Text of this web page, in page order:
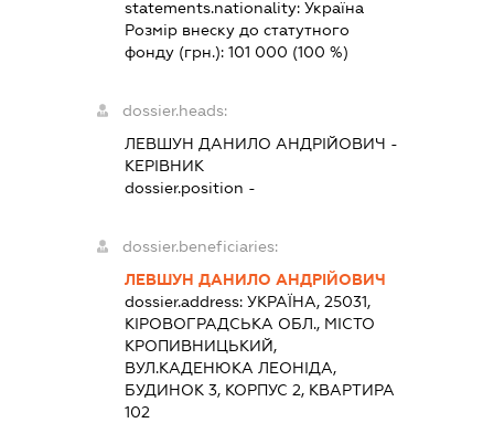
statements.nationality: Україна
Розмір внеску до статутного
фонду (грн.): 101 000 (100 %)
dossier.heads:
ЛЕВШУН ДАНИЛО АНДРІЙОВИЧ -
КЕРІВНИК
dossier.position -
dossier.beneficiaries:
ЛЕВШУН ДАНИЛО АНДРІЙОВИЧ
dossier.address: УКРАЇНА, 25031,
КІРОВОГРАДСЬКА ОБЛ., МІСТО
КРОПИВНИЦЬКИЙ,
ВУЛ.КАДЕНЮКА ЛЕОНІДА,
БУДИНОК 3, КОРПУС 2, КВАРТИРА
102